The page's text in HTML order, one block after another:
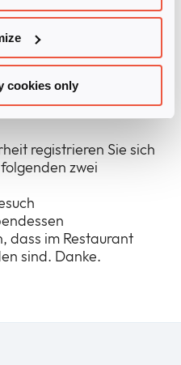
cookies only
ist
registrieren Sie sich
zwei
dass im Restaurant
sind. Danke.